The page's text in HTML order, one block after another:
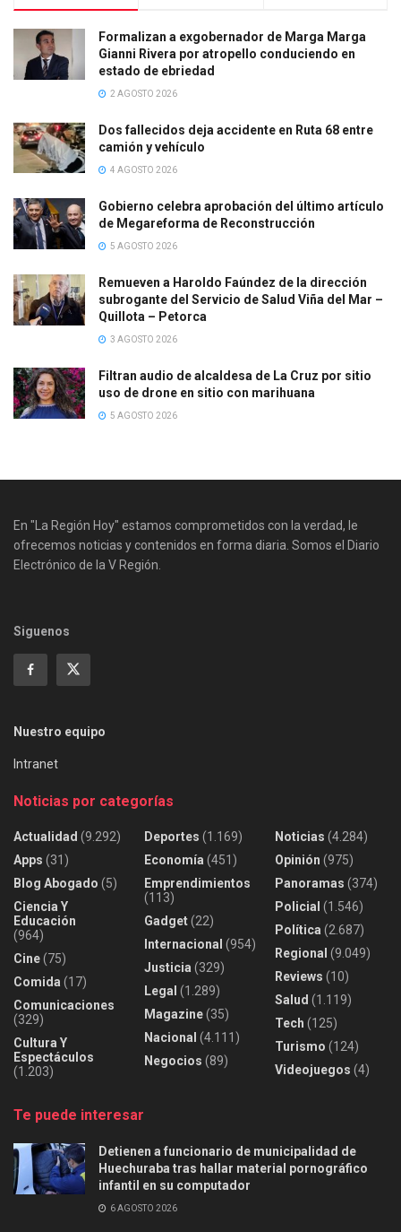
Formalizan a exgobernador de Marga Marga
Gianni Rivera por atropello conduciendo en
estado de ebriedad
2 AGOSTO 2026
Dos fallecidos deja accidente en Ruta 68 entre
camión y vehículo
4 AGOSTO 2026
Gobierno celebra aprobación del último artículo
de Megareforma de Reconstrucción
5 AGOSTO 2026
Remueven a Haroldo Faúndez de la dirección
subrogante del Servicio de Salud Viña del Mar –
Quillota – Petorca
3 AGOSTO 2026
Filtran audio de alcaldesa de La Cruz por sitio
uso de drone en sitio con marihuana
5 AGOSTO 2026
En "La Región Hoy" estamos comprometidos con la verdad, le
ofrecemos noticias y contenidos en forma diaria. Somos el Diario
Electrónico de la V Región.
Siguenos
Nuestro equipo
Intranet
Noticias por categorías
Actualidad (9.292)
Apps (31)
Blog Abogado (5)
Ciencia Y
Educación
(964)
Cine(75)
Comida (17)
Comunicaciones
(329)
Cultura Y
Espectáculos
(1.203)
Deportes (1.169)
Economía (451)
Emprendimientos
(113)
Gadget(22)
Internacional (954)
Justicia (329)
Legal (1.289)
Magazine(35)
Nacional (4.111)
Negocios (89)
Noticias (4.284)
Opinión (975)
Panoramas (374)
Policial (1.546)
Política (2.687)
Regional (9.049)
Reviews (10)
Salud (1.119)
Tech (125)
Turismo (124)
Videojuegos (4)
Te puede interesar
Detienen a funcionario de municipalidad de
Huechuraba tras hallar material pornográfico
infantil en su computador
6 AGOSTO 2026